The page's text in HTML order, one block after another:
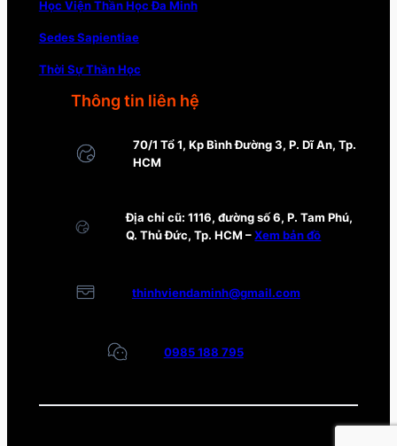
Học Viện Thần Học Đa Minh
Sedes Sapientiae
Thời Sự Thần Học
Thông tin liên hệ
70/1 Tổ 1, Kp Bình Đường 3, P. Dĩ An, Tp.
HCM
Địa chỉ cũ: 1116, đường số 6, P. Tam Phú,
Q. Thủ Đức, Tp. HCM –Xem bản đồ
thinhviendaminh@gmail.com
0985 188 795